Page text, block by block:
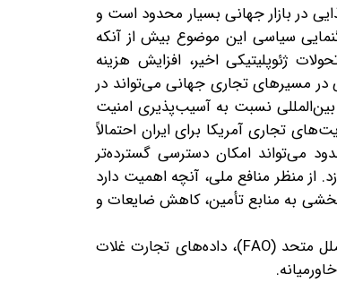
در بازار جهانی بسیار محدود است و
سیاسی این موضوع بیش از آنکه
ژئوپلیتیکی اخیر، افزایش هزینه
در مسیرهای تجاری جهانی می‌تواند در
نسبت به آسیب‌پذیری امنیت
تجاری آمریکا برای ایران احتمالاً
می‌تواند امکان دسترسی گسترده‌تر
از منظر منافع ملی، آنچه اهمیت دارد
به منابع تأمین، کاهش ضایعات و
منابع اصلی مورد استفاده در این مقاله عبارتند از گزارش‌های سازمان خواربار و کشاورزی ملل متحد (FAO)، داده‌های تجارت غلات